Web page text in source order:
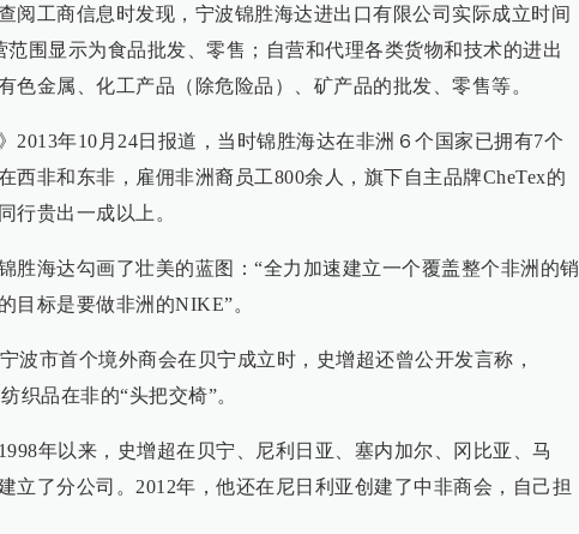
阅工商信息时发现，宁波锦胜海达进出口有限公司实际成立时间
范围显示为食品批发、零售；自营和代理各类货物和技术的进出
色金属、化工产品（除危险品）、矿产品的批发、零售等。
2013年10月24日报道，当时锦胜海达在非洲６个国家已拥有7个
西非和东非，雇佣非洲裔员工800余人，旗下自主品牌CheTex的
行贵出一成以上。
胜海达勾画了壮美的蓝图：“全力加速建立一个覆盖整个非洲的销
目标是要做非洲的NIKE”。
波市首个境外商会在贝宁成立时，史增超还曾公开发言称，
织品在非的“头把交椅”。
年以来，史增超在贝宁、尼利日亚、塞内加尔、冈比亚、马
立了分公司。2012年，他还在尼日利亚创建了中非商会，自己担